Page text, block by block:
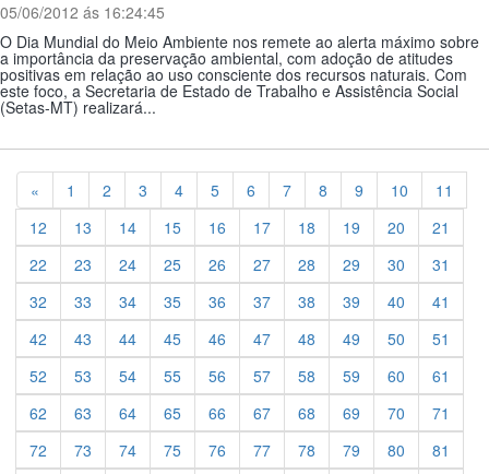
05/06/2012 ás 16:24:45
O Dia Mundial do Meio Ambiente nos remete ao alerta máximo sobre
a importância da preservação ambiental, com adoção de atitudes
positivas em relação ao uso consciente dos recursos naturais. Com
este foco, a Secretaria de Estado de Trabalho e Assistência Social
(Setas-MT) realizará...
« Previous
1 2 3 4 5 6 7 8 9 10
11
12
13 14 15 16 17 18 19 20
21
22
23 24 25 26 27 28 29 30
31
32
33 34 35 36 37 38 39 40
41
42
43 44 45 46 47 48 49 50
51
52
53 54 55 56 57 58 59 60
61
62
63 64 65 66 67 68 69 70
71
72
73 74 75 76 77 78 79 80
81